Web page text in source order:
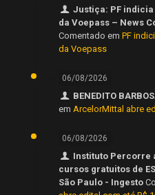
Justiça: PF
da Voepass – News
Comentado em PF
da Voepass
06/08/2026
BENEDITO
em ArcelorMittal abre
06/08/2026
Instituto Percorre
cursos gratuitos de
São Paulo - Ingesto